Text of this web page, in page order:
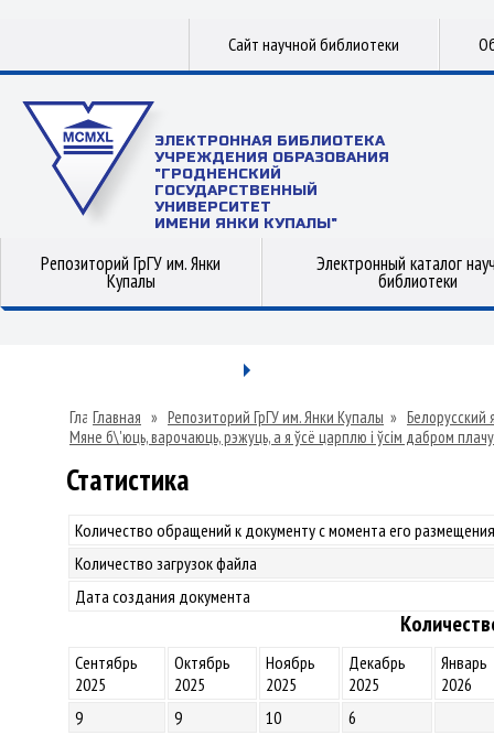
Сайт научной библиотеки
ЭЛЕКТРОННАЯ БИБЛИОТЕКА
УЧРЕЖДЕНИЯ ОБРАЗОВАНИЯ
"ГРОДНЕНСКИЙ
ГОСУДАРСТВЕННЫЙ
УНИВЕРСИТЕТ
ИМЕНИ ЯНКИ КУПАЛЫ"
Репозиторий ГрГУ им. Янки
Купалы
Электронный каталог
библиотеки
Главная » Репозиторий ГрГУ им. Янки Купалы » Белорусский
Мяне б\'юць, варочаюць, рэжуць, а я ўсё царплю і ўсім дабром
Статистика
Количество обращений к документу с момента его
Количество загрузок файла
Дата создания документа
Сентябрь
2025
Октябрь
2025
Ноябрь
2025
Декабрь
2025
Январь
2026
9
9 10 6